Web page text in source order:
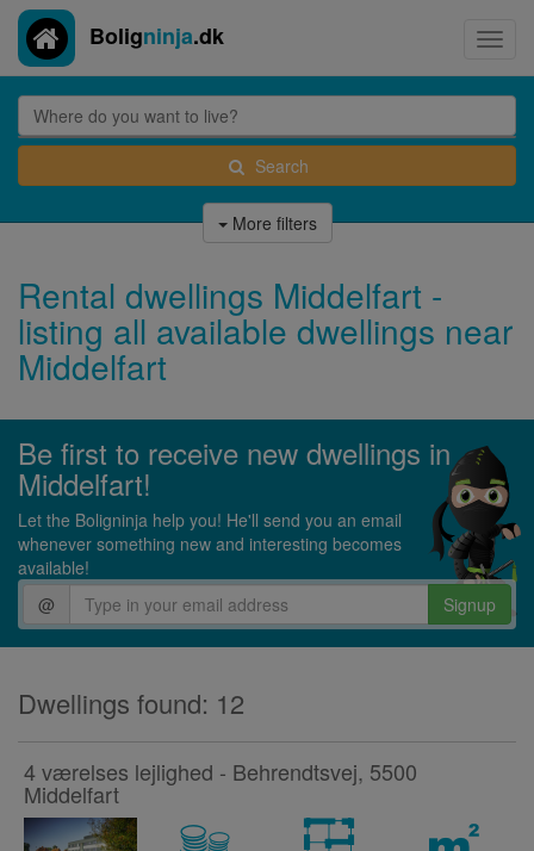
Boligninja.dk
Search
More filters
Rental dwellings Middelfart -
listing all available dwellings near
Middelfart
Be first to receive new dwellings in
Middelfart!
Let the Boligninja help you! He'll send you an email
whenever something new and interesting becomes
available!
@
Signup
Dwellings found: 12
4 værelses lejlighed - Behrendtsvej, 5500
Middelfart